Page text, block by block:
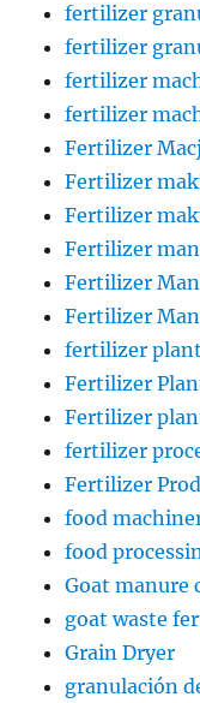
fertilizer
fertilizer
fertilizer
fertilizer
Fertilizer
Fertilizer
Fertilizer
Fertilizer
Fertilizer
Fertilizer
fertilizer
Fertilizer
Fertilizer
fertilizer
Fertilizer
food
food
Goat manure
goat waste
Grain Dryer
granulación